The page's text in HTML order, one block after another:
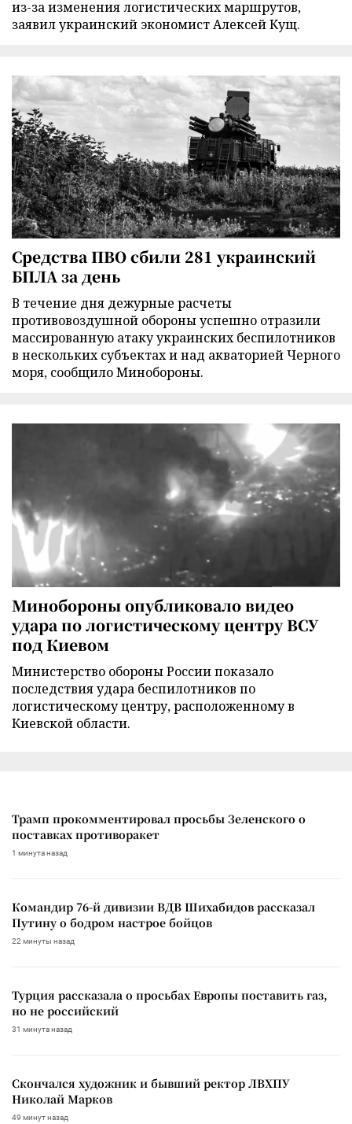
из-за изменения логистических маршрутов,
заявил украинский экономист Алексей Кущ.
Средства ПВО сбили 281 украинский
БПЛА за день
В течение дня дежурные расчеты
противовоздушной обороны успешно отразили
массированную атаку украинских беспилотников
в нескольких субъектах и над акваторией Черного
моря, сообщило Минобороны.
Минобороны опубликовало видео
удара по логистическому центру ВСУ
под Киевом
Министерство обороны России показало
последствия удара беспилотников по
логистическому центру, расположенному в
Киевской области.
Трамп прокомментировал просьбы Зеленского о
поставках противоракет
1 минута назад
Командир 76-й дивизии ВДВ Шихабидов рассказал
Путину о бодром настрое бойцов
22 минуты назад
Турция рассказала о просьбах Европы поставить газ,
но не российский
31 минута назад
Скончался художник и бывший ректор ЛВХПУ
Николай Марков
49 минут назад